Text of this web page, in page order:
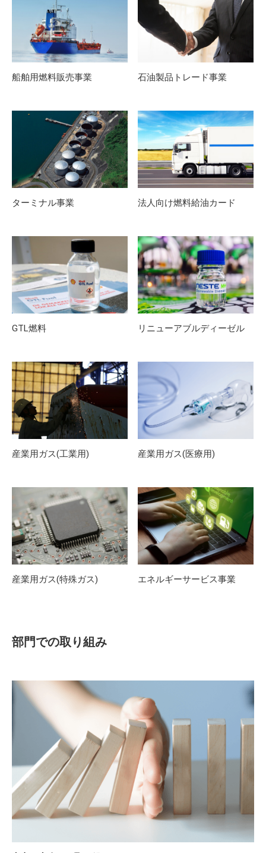
船舶用燃料販売事業 石油製品トレード事業
ターミナル事業 法人向け燃料給油カード
GTL燃料 リニューアブルディーゼル
産業用ガス(工業用) 産業用ガス(医療用)
産業用ガス(特殊ガス) エネルギーサービス事業
部門での取り組み